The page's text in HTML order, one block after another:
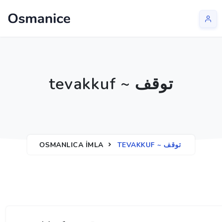
tevakkuf ~ توقف
OSMANLICA İMLA TEVAKKUF ~ توقف